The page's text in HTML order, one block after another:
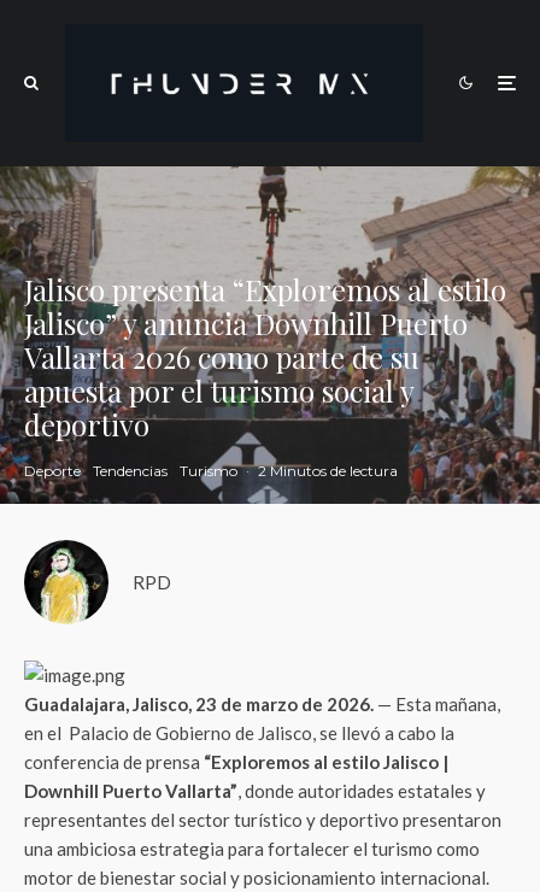
Jalisco presenta “Exploremos al estilo
Jalisco” y anuncia Downhill Puerto
Vallarta 2026 como parte de su
apuesta por el turismo social y
deportivo
Deporte Tendencias Turismo · 2 Minutos de lectura
RPD
Guadalajara, Jalisco, 23 de marzo de 2026. — Esta mañana,
en el Palacio de Gobierno de Jalisco, se llevó a cabo la
conferencia de prensa “Exploremos al estilo Jalisco |
Downhill Puerto Vallarta”, donde autoridades estatales y
representantes del sector turístico y deportivo presentaron
una ambiciosa estrategia para fortalecer el turismo como
motor de bienestar social y posicionamiento internacional.